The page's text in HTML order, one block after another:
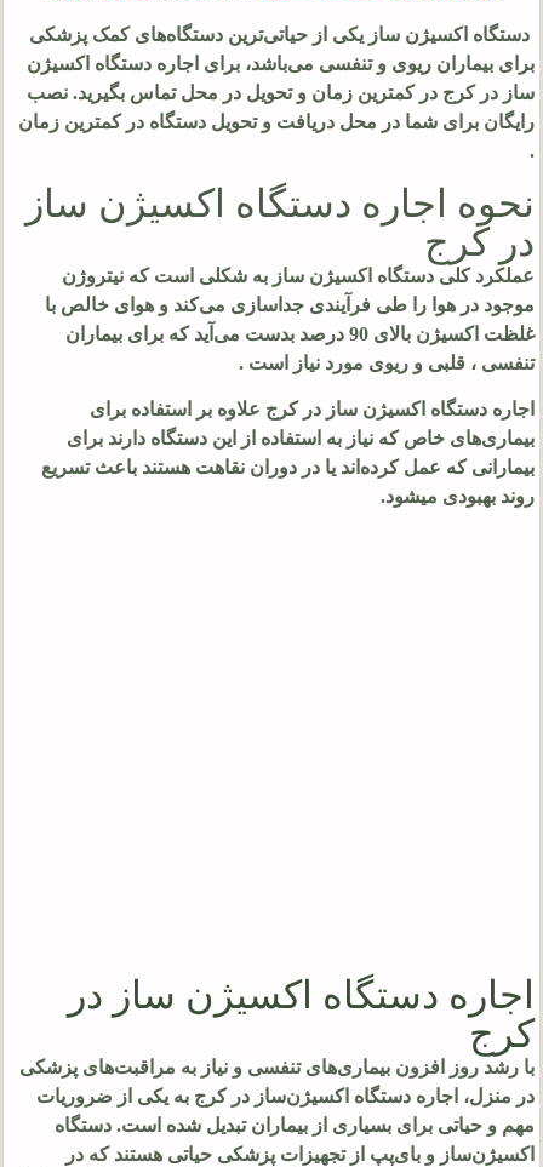
دستگاه اکسیژن ساز یکی از حیاتی‌ترین دستگاه‌های کمک پزشکی
برای بیماران ریوی و تنفسی می‌باشد، برای اجاره دستگاه اکسیژن
ساز در کرج در کمترین زمان و تحویل در محل تماس بگیرید. نصب
رایگان برای شما در محل دریافت و تحویل دستگاه در کمترین زمان
.
نحوه اجاره دستگاه اکسیژن ساز
در کرج
عملکرد کلی دستگاه اکسیژن ساز به شکلی است که نیتروژن
موجود در هوا را طی فرآیندی جداسازی می‌کند و هوای خالص با
غلظت اکسیژن بالای 90 درصد بدست می‌آید که برای بیماران
تنفسی ، قلبی و ریوی مورد نیاز است .
اجاره دستگاه اکسیژن ساز در کرج علاوه بر استفاده برای
بیماری‌‌های خاص که نیاز به استفاده از این دستگاه دارند برای
بیمارانی که عمل کرده‌اند یا در دوران نقاهت هستند باعث تسریع
روند بهبودی میشود.
اجاره دستگاه اکسیژن ساز در
کرج
با رشد روز افزون بیماری‌های تنفسی و نیاز به مراقبت‌های پزشکی
در منزل، اجاره دستگاه اکسیژن‌ساز در کرج به یکی از ضروریات
مهم و حیاتی برای بسیاری از بیماران تبدیل شده است. دستگاه‌
اکسیژن‌ساز و بای‌پپ از تجهیزات پزشکی حیاتی هستند که در